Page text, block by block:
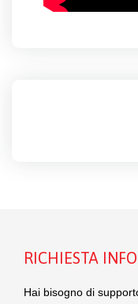
RICHIESTA
Hai bisogno di